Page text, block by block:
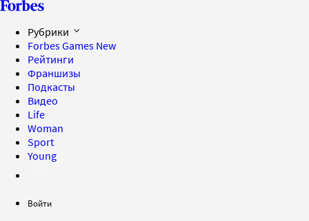
Рубрики
Forbes Games New
Рейтинги
Франшизы
Подкасты
Видео
Life
Woman
Sport
Young
Войти